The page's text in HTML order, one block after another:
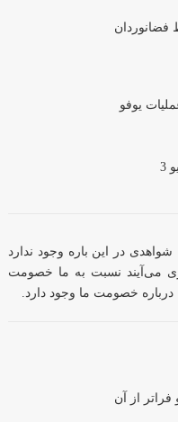
یوفو
3
شواهدی در این باره وجود ندارد
می‌آیند نسبت به ما خصومت
درباره خصومت ما وجود دارد.
فراتر از آن